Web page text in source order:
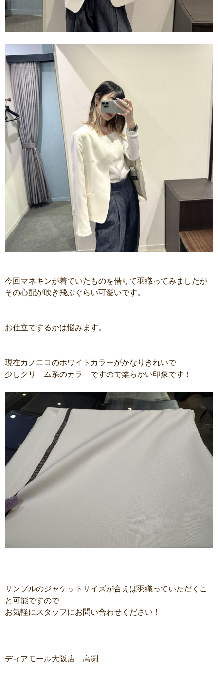
今回マネキンが着ていたものを借りて羽織ってみましたが
その心配が吹き飛ぶぐらい可愛いです。
お仕立てするかは悩みます。
現在カノニコのホワイトカラーがかなりきれいで
少しクリーム系のカラーですので柔らかい印象です！
サンプルのジャケットサイズが合えば羽織っていただくこ
と可能ですので
お気軽にスタッフにお問い合わせください！
ディアモール大阪店 高渕